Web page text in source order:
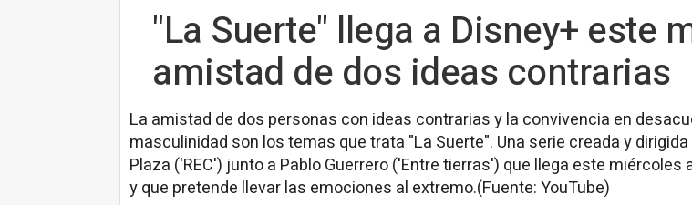
"La Suerte" llega a Disney+ este
amistad de dos ideas contrarias
La amistad de dos personas con ideas contrarias y la convivencia en
masculinidad son los temas que trata "La Suerte". Una serie creada y
Plaza ('REC') junto a Pablo Guerrero ('Entre tierras') que llega este miércoles
y que pretende llevar las emociones al extremo.(Fuente: YouTube)